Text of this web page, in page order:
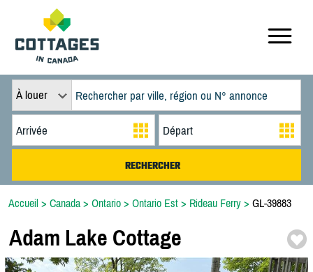
À louer
Accueil > Canada > Ontario > Ontario Est > Rideau Ferry > GL-39883
Adam Lake Cottage